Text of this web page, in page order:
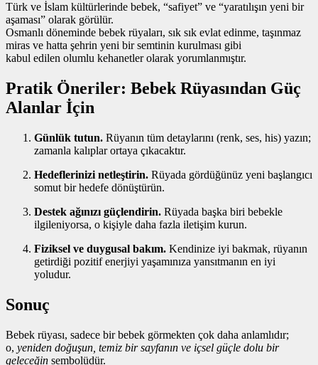
Türk ve İslam kültürlerinde bebek, “safiyet” ve “yaratılışın yeni bir
aşaması” olarak görülür.
Osmanlı döneminde bebek rüyaları, sık sık evlat edinme, taşınmaz
miras ve hatta şehrin yeni bir semtinin kurulması gibi
kabul edilen olumlu kehanetler olarak yorumlanmıştır.
Pratik Öneriler: Bebek Rüyasından Güç
Alanlar İçin
Günlük tutun. Rüyanın tüm detaylarını (renk, ses, his) yazın;
zamanla kalıplar ortaya çıkacaktır.
Hedeflerinizi netleştirin. Rüyada gördüğünüz yeni başlangıcı
somut bir hedefe dönüştürün.
Destek ağınızı güçlendirin. Rüyada başka biri bebekle
ilgileniyorsa, o kişiyle daha fazla iletişim kurun.
Fiziksel ve duygusal bakım. Kendinize iyi bakmak, rüyanın
getirdiği pozitif enerjiyi yaşamınıza yansıtmanın en iyi
yoludur.
Sonuç
Bebek rüyası, sadece bir bebek görmekten çok daha anlamlıdır;
o, yeniden doğuşun, temiz bir sayfanın ve içsel güçle dolu bir
geleceğin sembolüdür.